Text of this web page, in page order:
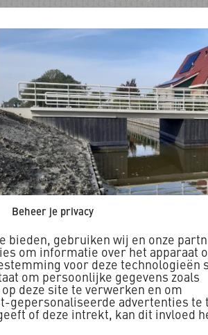
Beheer je privacy
bieden, gebruiken wij en onze
om informatie over het apparaat
voor deze technologieën
om persoonlijke gegevens zoals
deze site te verwerken en om
gepersonaliseerde advertenties te
of deze intrekt, kan dit invloed